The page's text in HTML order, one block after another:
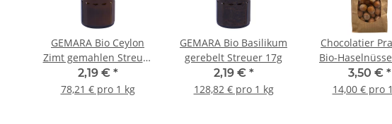
GEMARA Bio Ceylon
Zimt gemahlen Streuer
28g
2,19 € *
78,21 € pro 1 kg
GEMARA Bio Basilikum
gerebelt Streuer 17g
2,19 € *
128,82 € pro 1 kg
Chocolatier
Bio-
abgetütet á
3,50 € *
14,00 € pro